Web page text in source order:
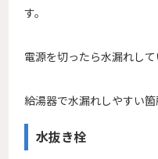
す。
電源を切ったら水漏れして
給湯器で水漏れしやすい箇
水抜き栓